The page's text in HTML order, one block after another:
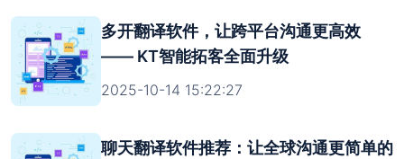
多开翻译软件，让跨平台沟通更高效
—— KT智能拓客全面升级
2025-10-14 15:22:27
聊天翻译软件推荐：让全球沟通更简单的